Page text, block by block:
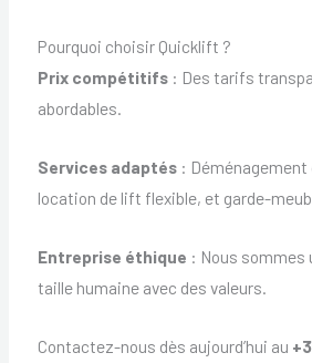
Pourquoi choisir Quicklift ?
Prix compétitifs: Des tarifs
abordables.
Services adaptés: Déménagement
location de lift flexible, et garde-
Entreprise éthique : Nous sommes
taille humaine avec des valeurs.
Contactez-nous dès aujourd’hui au